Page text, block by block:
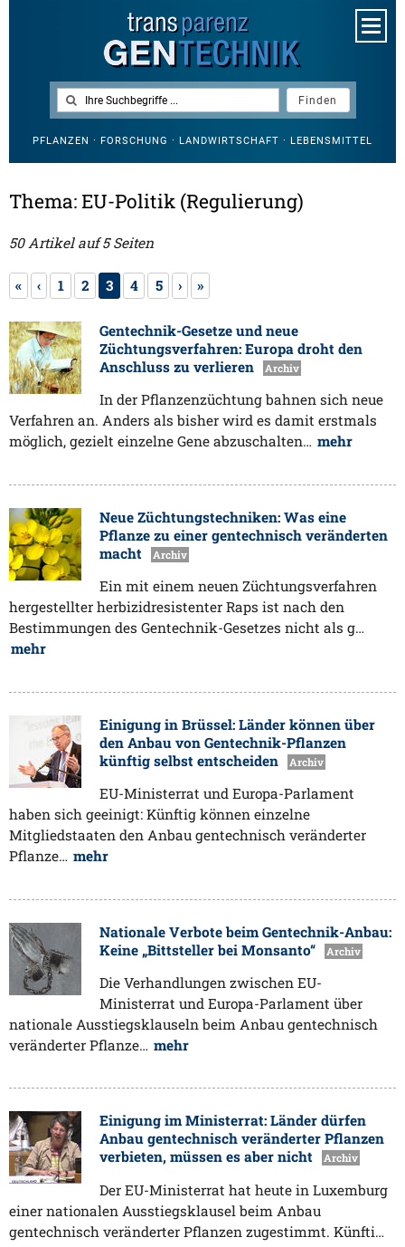
PFLANZEN · FORSCHUNG · LANDWIRTSCHAFT · LEBENSMITTEL
Thema: EU-Politik (Regulierung)
50 Artikel auf 5 Seiten
« ‹ 1 2 3 4 5 › »
Gentechnik-Gesetze und neue
Züchtungsverfahren: Europa droht den
Anschluss zu verlieren
Archiv
In der Pflanzenzüchtung bahnen sich neue
Verfahren an. Anders als bisher wird es damit erstmals
möglich, gezielt einzelne Gene abzuschalten… mehr
Neue Züchtungstechniken: Was eine
Pflanze zu einer gentechnisch veränderten
macht
Archiv
Ein mit einem neuen Züchtungsverfahren
hergestellter herbizidresistenter Raps ist nach den
Bestimmungen des Gentechnik-Gesetzes nicht als g…
mehr
Einigung in Brüssel: Länder können über
den Anbau von Gentechnik-Pflanzen
künftig selbst entscheiden
Archiv
EU-Ministerrat und Europa-Parlament
haben sich geeinigt: Künftig können einzelne
Mitgliedstaaten den Anbau gentechnisch veränderter
Pflanze… mehr
Nationale Verbote beim Gentechnik-Anbau:
Keine „Bittsteller bei Monsanto“
Archiv
Die Verhandlungen zwischen EU-
Ministerrat und Europa-Parlament über
nationale Ausstiegsklauseln beim Anbau gentechnisch
veränderter Pflanze… mehr
Einigung im Ministerrat: Länder dürfen
Anbau gentechnisch veränderter Pflanzen
verbieten, müssen es aber nicht
Archiv
Der EU-Ministerrat hat heute in Luxemburg
einer nationalen Ausstiegsklausel beim Anbau
gentechnisch veränderter Pflanzen zugestimmt. Künfti…